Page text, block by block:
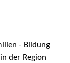
- Bildung
der Region